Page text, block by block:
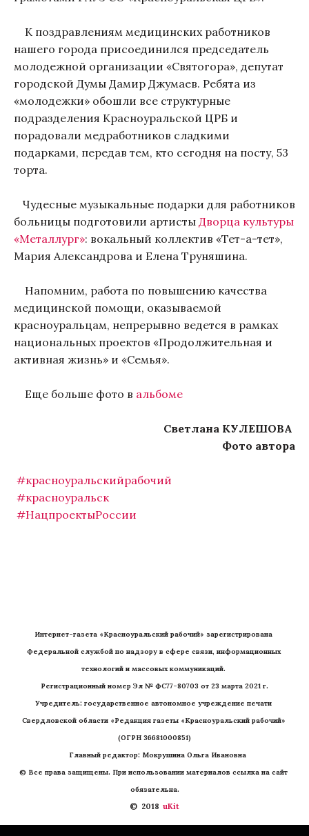
К поздравлениям медицинских работников
нашего города присоединился председатель
молодежной организации «Святогора», депутат
городской Думы Дамир Джумаев. Ребята из
«молодежки» обошли все структурные
подразделения Красноуральской ЦРБ и
порадовали медработников сладкими
подарками, передав тем, кто сегодня на посту, 53
торта.
Чудесные музыкальные подарки для работников
больницы подготовили артисты Дворца культуры
«Металлург»: вокальный коллектив «Тет-а-тет»,
Мария Александрова и Елена Труняшина.
Напомним, работа по повышению качества
медицинской помощи, оказываемой
красноуральцам, непрерывно ведется в рамках
национальных проектов «Продолжительная и
активная жизнь» и «Семья».
Еще больше фото в альбоме
Светлана КУЛЕШОВА
Фото автора
#красноуральскийрабочий
#красноуральск
#НацпроектыРоссии
Интернет-газета «Красноуральский рабочий» зарегистрирована
Федеральной службой по надзору в сфере связи, информационных
технологий и массовых коммуникаций.
Регистрационный номер Эл № ФС77-80703 от 23 марта 2021 г.
Учредитель: государственное автономное учреждение печати
Свердловской области «Редакция газеты «Красноуральский рабочий»
(ОГРН 36681000851)
   Главный редактор: Мокрушина Ольга Ивановна
© Все права защищены. При использовании материалов ссылка на сайт
обязательна.
©  2018 uKit